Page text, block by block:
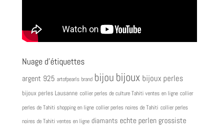
Nuage d’étiquettes
argent 925 artofpearls brand bijou bijoux bijoux perles
bijoux perles Lausanne collier perles de culture Tahiti ventes en ligne collier
perles de Tahiti shopping en ligne collier perles noires de Tahiti collier perles
noires de Tahiti ventes en ligne diamants echte perlen grossiste